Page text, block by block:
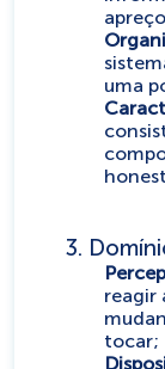
uma
3.
reagir
tocar;